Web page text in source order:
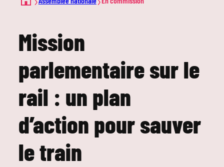
Mission
parlementaire sur le
rail : un plan
d’action pour sauver
le train